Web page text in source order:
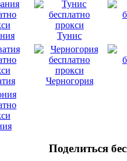
Тунис
Черногория
Поделиться